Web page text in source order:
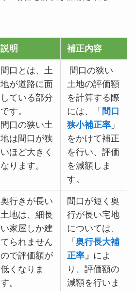
説明 補正内容
間口とは、土
地が道路に面
している部分
です。
間口の狭い土
地は間口が狭
いほど大きく
なります。
間口の狭い
土地の評価額
を計算する際
には、「 間口
狭小補正率 」
をかけて補正
を行い、評価
を減額しま
す。
奥行きが長い
土地は、細長
い家屋しか建
てられません
ので評価額が
低くなりま
す。
間口が短く奥
行が長い宅地
については、
「奥行長大補
正率 」 によ
り、評価額の
減額を行いま